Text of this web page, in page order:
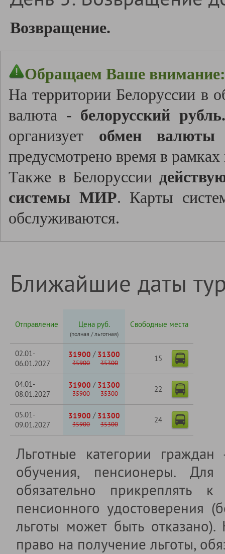
Возвращение.
Обращаем Ваше
На территории Белоруссии в
валюта - белорусский
организует обмен валюты
предусмотрено время в
Также в Белоруссии
системы МИР. Карты
обслуживаются.
Ближайшие даты
Отправление Цена руб.
(полная / льготная)
Свободные места
02.01-
06.01.2027
31900 / 31300
35900 35300
15
04.01-
08.01.2027
31900 / 31300
35900 35300
22
05.01-
09.01.2027
31900 / 31300
35900 35300
24
Льготные категории
обучения, пенсионеры. Для
обязательно прикреплять
пенсионного удостоверения
льготы может быть
право на получение льготы,